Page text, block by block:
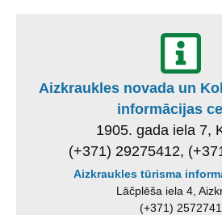
Aizkraukles novada un
informācijas
1905. gada iela 7,
(+371) 29275412,
Aizkraukles tūrisma
Lāčplēša iela 4,
(+371)